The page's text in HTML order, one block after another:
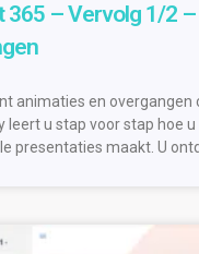
365 – Vervolg 1/2
animaties en overgangen
leert u stap voor stap hoe
presentaties maakt. U